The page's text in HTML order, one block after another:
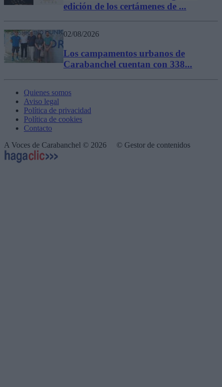
edición de los certámenes de ...
02/08/2026
Los campamentos urbanos de
Carabanchel cuentan con 338...
Quienes somos
Aviso legal
Política de privacidad
Política de cookies
Contacto
A Voces de Carabanchel © 2026 © Gestor de contenidos